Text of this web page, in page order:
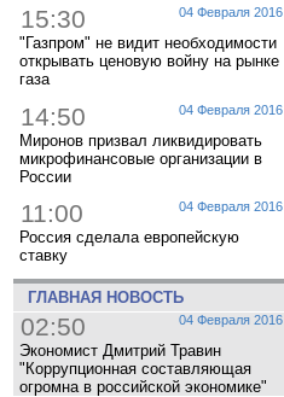
04 Февраля 2016
15:30
"Газпром" не видит необходимости
открывать ценовую войну на рынке
газа
04 Февраля 2016
14:50
Миронов призвал ликвидировать
микрофинансовые организации в
России
04 Февраля 2016
11:00
Россия сделала европейскую
ставку
ГЛАВНАЯ НОВОСТЬ
04 Февраля 2016
02:50
Экономист Дмитрий Травин
"Коррупционная составляющая
огромна в российской экономике"